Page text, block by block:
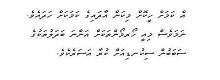
އް ކަމަށް ހީކޮށް މިކަން އާދައިގެ ކަމަކަށް ހަދައެވެ.
ނަމަވެސް މިއީ ހޯރމޯންތަކަށް އަންނަ ބަދަލުތަކުގެ
ސަބަބުން ސިކުނޑިއަށް ކުރާ އަސަރެކެވެ.